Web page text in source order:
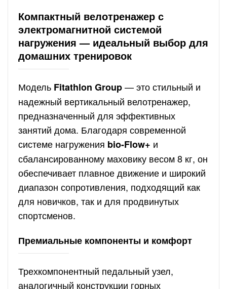
Компактный велотренажер с
электромагнитной системой
нагружения — идеальный выбор для
домашних тренировок
Модель Fitathlon Group— это стильный и
надежный вертикальный велотренажер,
предназначенный для эффективных
занятий дома. Благодаря современной
системе нагружения bio-Flow+ и
сбалансированному маховику весом 8 кг, он
обеспечивает плавное движение и широкий
диапазон сопротивления, подходящий как
для новичков, так и для продвинутых
спортсменов.
Премиальные компоненты и комфорт
Трехкомпонентный педальный узел,
аналогичный конструкции горных